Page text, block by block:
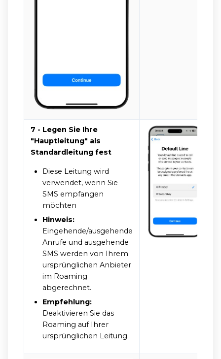
7 - Legen Sie Ihre
"Hauptleitung" als
Standardleitung fest
Diese Leitung wird
verwendet, wenn Sie
SMS empfangen
möchten
Hinweis:
Eingehende/ausgehende
Anrufe und ausgehende
SMS werden von Ihrem
ursprünglichen Anbieter
im Roaming
abgerechnet.
Empfehlung:
Deaktivieren Sie das
Roaming auf Ihrer
ursprünglichen Leitung.